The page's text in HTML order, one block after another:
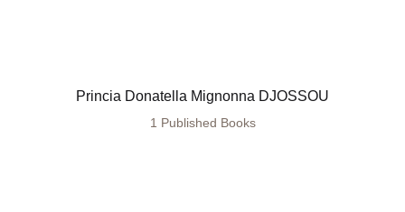
Princia Donatella Mignonna DJOSSOU
1 Published Books